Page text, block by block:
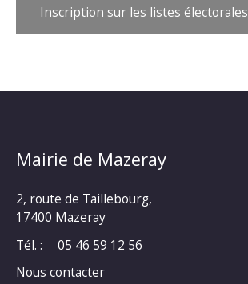
Inscription sur les listes électorales
Mairie de Mazeray
2, route de Taillebourg,
17400 Mazeray
Tél. :
05 46 59 12 56
Nous contacter